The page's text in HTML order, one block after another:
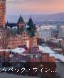
今日からケベック・ウィンター・カーニバル